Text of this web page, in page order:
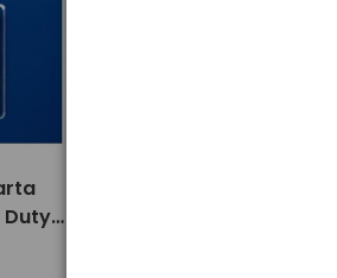
Duty